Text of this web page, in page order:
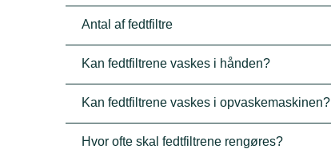
Antal af fedtfiltre
Kan fedtfiltrene vaskes i hånden?
Kan fedtfiltrene vaskes i opvaskemaskinen?
Hvor ofte skal fedtfiltrene rengøres?